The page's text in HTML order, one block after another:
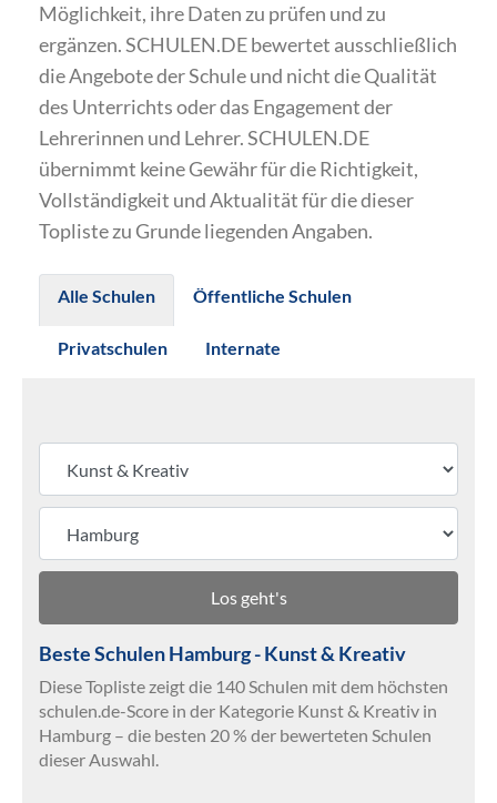
Möglichkeit, ihre Daten zu prüfen und zu
ergänzen. SCHULEN.DE bewertet ausschließlich
die Angebote der Schule und nicht die Qualität
des Unterrichts oder das Engagement der
Lehrerinnen und Lehrer. SCHULEN.DE
übernimmt keine Gewähr für die Richtigkeit,
Vollständigkeit und Aktualität für die dieser
Topliste zu Grunde liegenden Angaben.
Alle Schulen Öffentliche Schulen
Privatschulen Internate
Los geht's
Beste Schulen Hamburg - Kunst & Kreativ
Diese Topliste zeigt die 140 Schulen mit dem höchsten
schulen.de-Score in der Kategorie Kunst & Kreativ in
Hamburg – die besten 20 % der bewerteten Schulen
dieser Auswahl.